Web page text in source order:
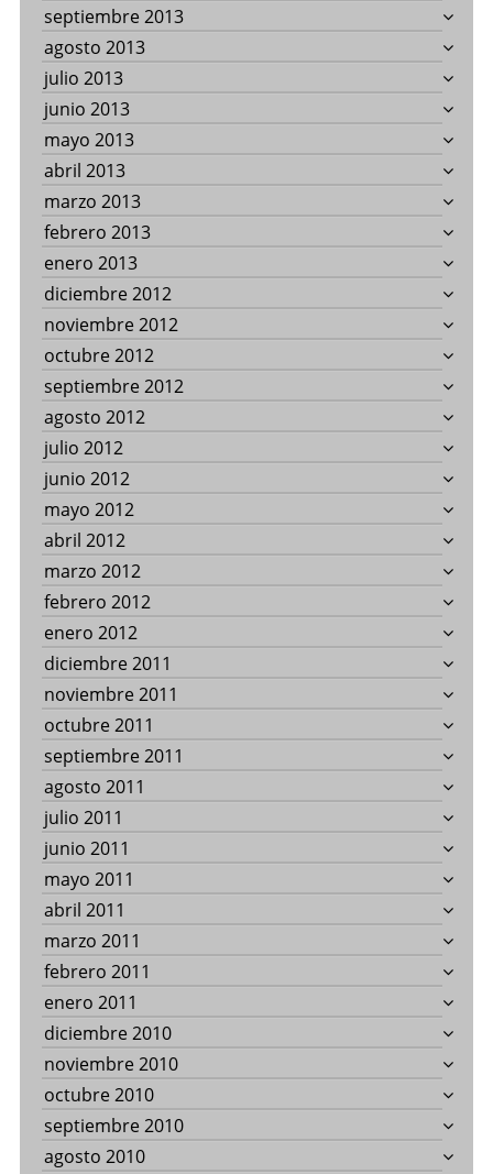
septiembre 2013
agosto 2013
julio 2013
junio 2013
mayo 2013
abril 2013
marzo 2013
febrero 2013
enero 2013
diciembre 2012
noviembre 2012
octubre 2012
septiembre 2012
agosto 2012
julio 2012
junio 2012
mayo 2012
abril 2012
marzo 2012
febrero 2012
enero 2012
diciembre 2011
noviembre 2011
octubre 2011
septiembre 2011
agosto 2011
julio 2011
junio 2011
mayo 2011
abril 2011
marzo 2011
febrero 2011
enero 2011
diciembre 2010
noviembre 2010
octubre 2010
septiembre 2010
agosto 2010